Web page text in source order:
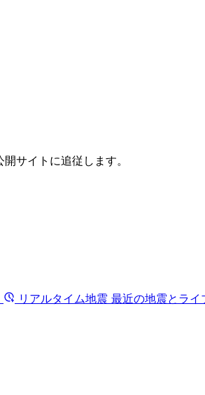
サイトに追従します。
リアルタイム地震 最近の地震とライ